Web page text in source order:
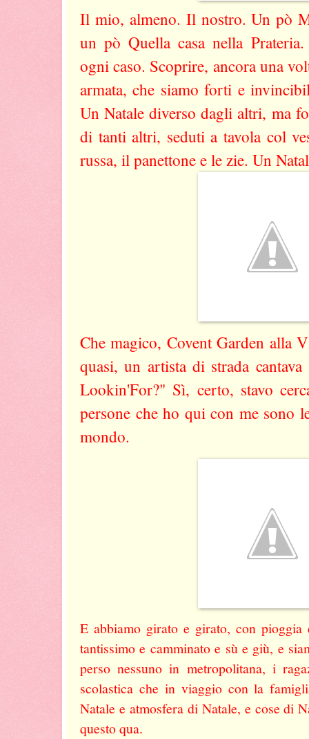
Il mio, almeno. Il nostro. Un pò
un pò Quella casa nella
ogni caso. Scoprire, ancora una
armata, che siamo forti e
Un Natale diverso dagli altri, ma
di tanti altri, seduti a tavola col
russa, il panettone e le zie. Un
Che magico, Covent Garden alla
quasi, un artista di strada
Lookin'For?" Sì, certo, stavo
persone che ho qui con me sono
mondo.
E abbiamo girato e girato, con
tantissimo e camminato e sù e giù, e
perso nessuno in metropolitana, i
scolastica che in viaggio con la
Natale e atmosfera di Natale, e cose di
questo qua.